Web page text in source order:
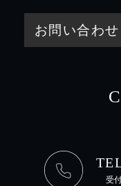
お問い合わせ
受